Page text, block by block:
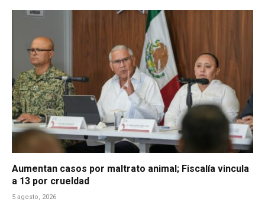
Aumentan casos por maltrato animal; Fiscalía vincula
a 13 por crueldad
5 agosto, 2026